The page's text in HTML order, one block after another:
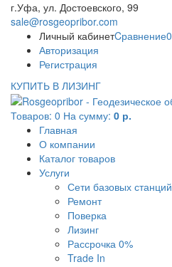
г.Уфа, ул. Достоевского, 99
sale@rosgeopribor.com
Личный кабинет
Авторизация
Регистрация
Cравнение0
КУПИТЬ В ЛИЗИНГ
Товаров: 0 На сумму: 0 р.
Главная
О компании
Каталог товаров
Услуги
Сети базовых станций
Ремонт
Поверка
Лизинг
Рассрочка 0%
Trade In